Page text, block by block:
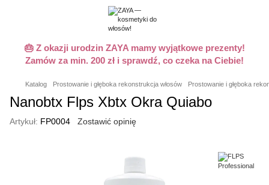
🎂 Z okazji urodzin ZAYA mamy wyjątkowe prezenty!
Zamów za min. 200 zł i sprawdź, co czeka na Ciebie!
Katalog Prostowanie i głęboka rekonstrukcja włosów Prostowanie i głęboka
Nanobtx Flps Xbtx Okra Quiabo
Artykuł: FP0004 Zostawić opinię